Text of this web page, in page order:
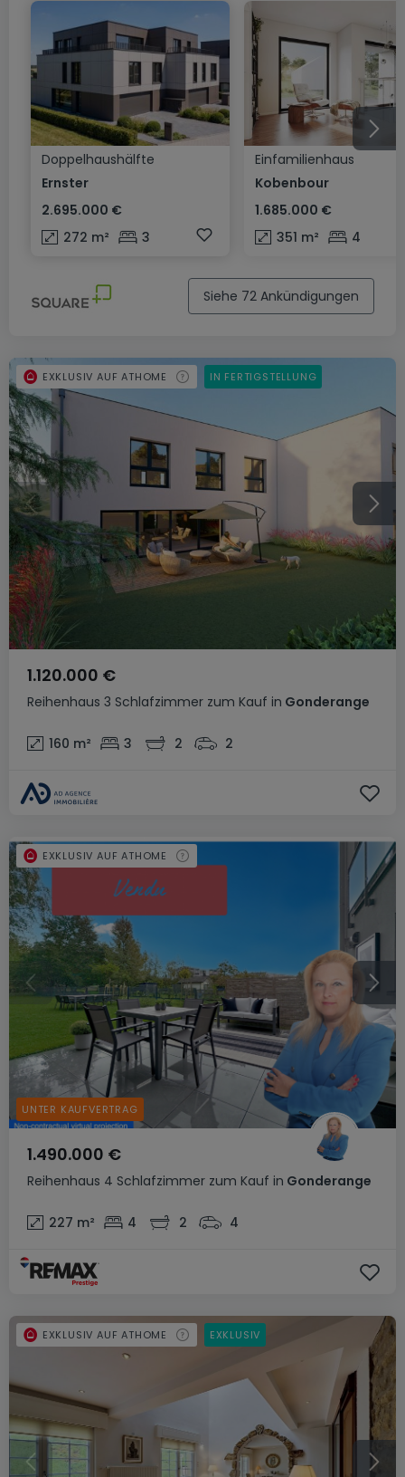
Doppelhaushälfte
Ernster
2.695.000 €
272 m² 3
Einfamilienhaus
Kobenbour
1.685.000 €
351 m² 4
Siehe 72 Ankündigungen
Reihenhaus 3 Schlafzimmer zum Kauf in Gonderange
1.120.000 €
160 m² 3 2 2
EXKLUSIV AUF ATHOME IN FERTIGSTELLUNG
Reihenhaus 4 Schlafzimmer zum Kauf in Gonderange
1.490.000 €
227 m² 4 2 4
EXKLUSIV AUF ATHOME
UNTER KAUFVERTRAG
EXKLUSIV AUF ATHOME EXKLUSIV